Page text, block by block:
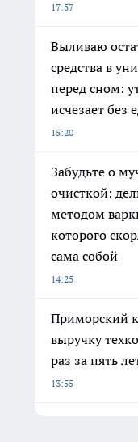
17:57
Выливаю
средства в
перед сном:
исчезает без
15:20
Забудьте о
очисткой:
методом
которого
сама собой
14:25
Приморский
выручку
раз за пять
13:55